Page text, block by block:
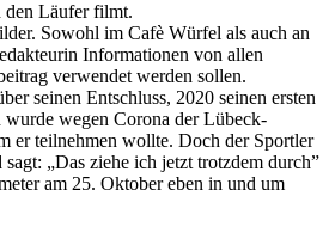
den Läufer filmt.
Sowohl im Cafè Würfel als auch an
Informationen von allen
verwendet werden sollen.
seinen Entschluss, 2020 seinen ersten
wegen Corona der Lübeck-
er teilnehmen wollte. Doch der Sportler
„Das ziehe ich jetzt trotzdem durch”
am 25. Oktober eben in und um